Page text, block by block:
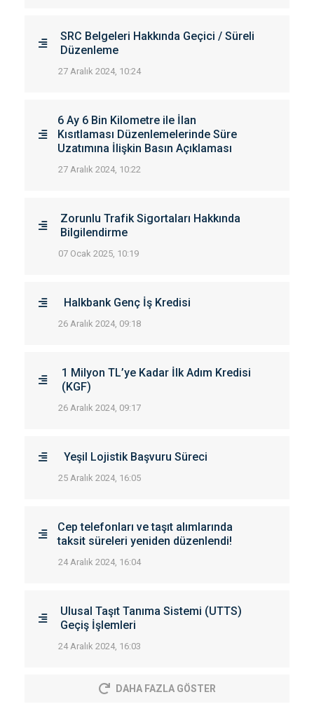
SRC Belgeleri Hakkında Geçici / Süreli
Düzenleme
27 Aralık 2024, 10:24
6 Ay 6 Bin Kilometre ile İlan
Kısıtlaması Düzenlemelerinde Süre
Uzatımına İlişkin Basın Açıklaması
27 Aralık 2024, 10:22
Zorunlu Trafik Sigortaları Hakkında
Bilgilendirme
07 Ocak 2025, 10:19
Halkbank Genç İş Kredisi
26 Aralık 2024, 09:18
1 Milyon TL’ye Kadar İlk Adım Kredisi
(KGF)
26 Aralık 2024, 09:17
Yeşil Lojistik Başvuru Süreci
25 Aralık 2024, 16:05
Cep telefonları ve taşıt alımlarında
taksit süreleri yeniden düzenlendi!
24 Aralık 2024, 16:04
Ulusal Taşıt Tanıma Sistemi (UTTS)
Geçiş İşlemleri
24 Aralık 2024, 16:03
DAHA FAZLA GÖSTER